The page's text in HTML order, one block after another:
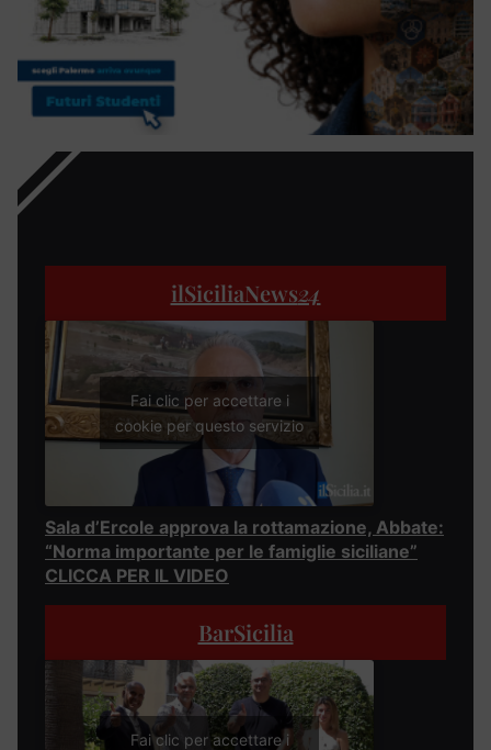
ilSiciliaNews24
Fai clic per accettare i
cookie per questo servizio
Sala d’Ercole approva la rottamazione, Abbate:
“Norma importante per le famiglie siciliane”
CLICCA PER IL VIDEO
BarSicilia
Fai clic per accettare i